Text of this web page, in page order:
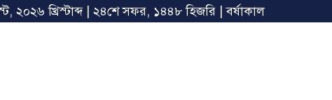
২০২৬ খ্রিস্টাব্দ | ২৪শে সফর, ১৪৪৮ হিজরি | বর্ষাকাল